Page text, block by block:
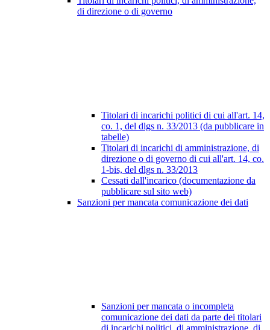
di direzione o di governo
Titolari di incarichi politici di cui all'art. 14,
co. 1, del dlgs n. 33/2013 (da pubblicare in
tabelle)
Titolari di incarichi di amministrazione, di
direzione o di governo di cui all'art. 14, co.
1-bis, del dlgs n. 33/2013
Cessati dall'incarico (documentazione da
pubblicare sul sito web)
Sanzioni per mancata comunicazione dei dati
Sanzioni per mancata o incompleta
comunicazione dei dati da parte dei titolari